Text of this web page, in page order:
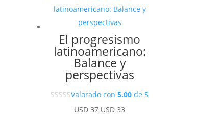
El progresismo
latinoamericano:
Balance y
perspectivas
Valorado con5.00 de 5
USD37 El
USD 33